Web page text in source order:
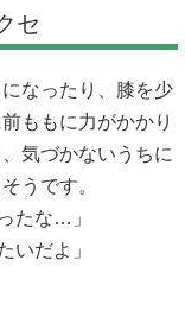
セ
なったり、膝を少
ももに力がかかり
気づかないうちに
うです。
たな…」
いだよ」